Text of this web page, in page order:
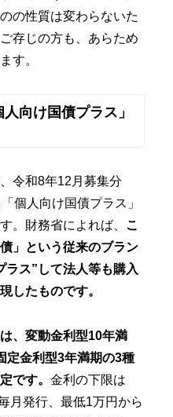
の性質は変わらないた
存じの方も、あらため
す。
向け国債プラス」
令和8年12月募集分
個人向け国債プラス」
。財務省によれば、 こ
」という従来のブラン
ラス”して法人等も購入
したものです。
、変動金利型10年満
定金利型3年満期の3種
です。 金利の下限は
月発行、最低1万円から